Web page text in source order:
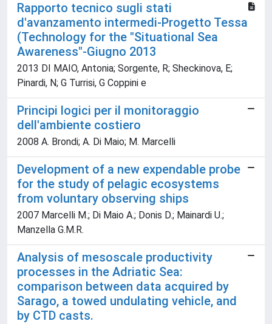
Rapporto tecnico sugli stati
d'avanzamento intermedi-Progetto Tessa
(Technology for the "Situational Sea
Awareness"-Giugno 2013
2013 DI MAIO, Antonia; Sorgente, R; Sheckinova, E;
Pinardi, N; G Turrisi, G Coppini e
Principi logici per il monitoraggio
dell'ambiente costiero
2008 A. Brondi; A. Di Maio; M. Marcelli
Development of a new expendable probe
for the study of pelagic ecosystems
from voluntary observing ships
2007 Marcelli M.; Di Maio A.; Donis D.; Mainardi U.;
Manzella G.M.R.
Analysis of mesoscale productivity
processes in the Adriatic Sea:
comparison between data acquired by
Sarago, a towed undulating vehicle, and
by CTD casts.